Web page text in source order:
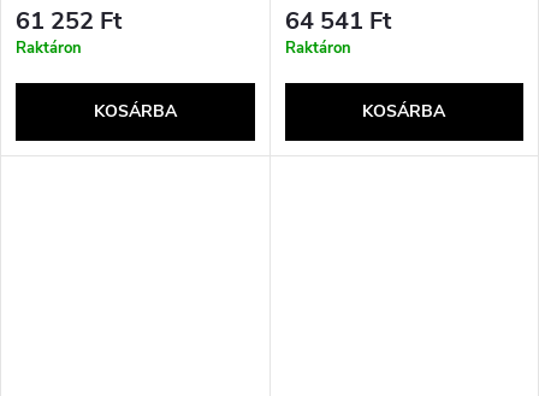
61 252 Ft
Raktáron
KOSÁRBA
64 541 Ft
Raktáron
KOSÁRBA